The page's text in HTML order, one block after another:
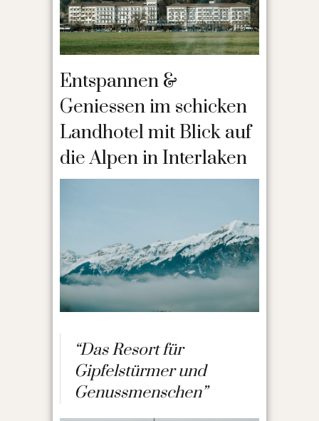
Entspannen &
Geniessen im schicken
Landhotel mit Blick auf
die Alpen in Interlaken
“Das Resort für
Gipfelstürmer und
Genussmenschen”